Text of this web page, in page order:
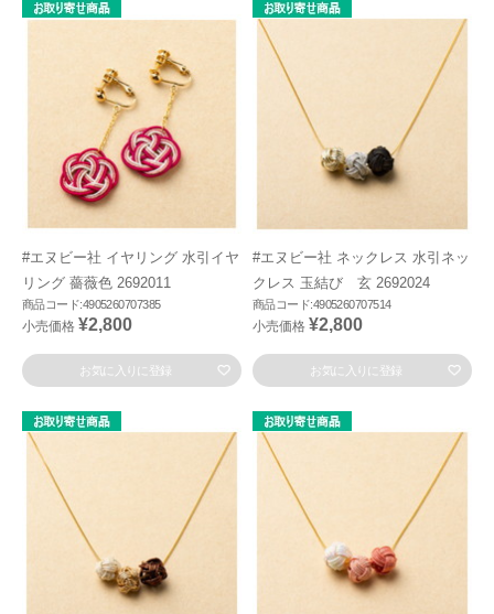
#エヌビー社 イヤリング 水引イヤ
リング 薔薇色 2692011
商品コード:4905260707385
小売価格 ¥2,800
お気に入りに登録
#エヌビー社 ネックレス 水引ネッ
クレス 玉結び 玄 2692024
商品コード:4905260707514
小売価格 ¥2,800
お気に入りに登録